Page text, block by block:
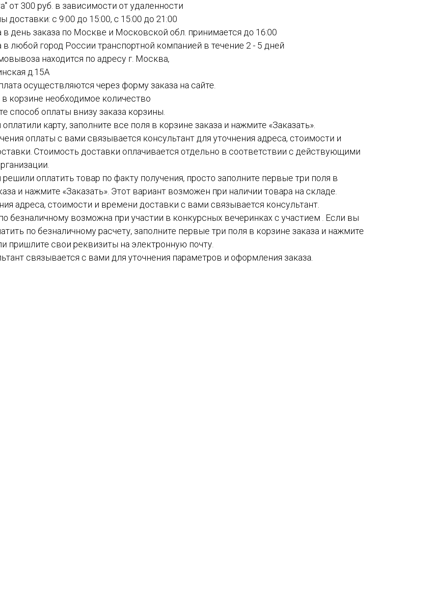
от 300 руб. в зависимости от удаленности
доставки: с 9:00 до 15:00, с 15:00 до 21:00
в день заказа по Москве и Московской обл. принимается до 16:00
в любой город России транспортной компанией в течение 2 - 5 дней
находится по адресу г. Москва,
д.15А
осуществляются через форму заказа на сайте.
в корзине необходимое количество
способ оплаты внизу заказа корзины.
карту, заполните все поля в корзине заказа и нажмите «Заказать».
оплаты с вами связывается консультант для уточнения адреса, стоимости и
Стоимость доставки оплачивается отдельно в соответствии с действующими
решили оплатить товар по факту получения, просто заполните первые три поля в
и нажмите «Заказать». Этот вариант возможен при наличии товара на складе.
адреса, стоимости и времени доставки с вами связывается консультант.
безналичному возможна при участии в конкурсных вечеринках с участием . Если вы
по безналичному расчету, заполните первые три поля в корзине заказа и нажмите
пришлите свои реквизиты на электронную почту.
связывается с вами для уточнения параметров и оформления заказа.